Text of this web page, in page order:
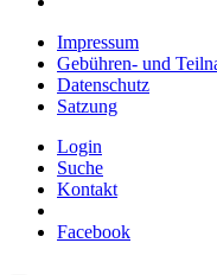
Impressum
Gebühren- und
Datenschutz
Satzung
Login
Suche
Kontakt
Facebook